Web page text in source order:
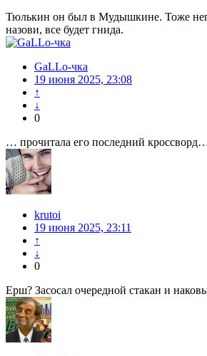
Тюлькин он был в Мудышкине. Тоже
назови, все будет гнида.
GaLLo-чка
19 июня 2025, 23:08
↑
↓
0
… прочитала его последний
krutoi
19 июня 2025, 23:11
↑
↓
0
Ерш? Засосал очередной стакан и